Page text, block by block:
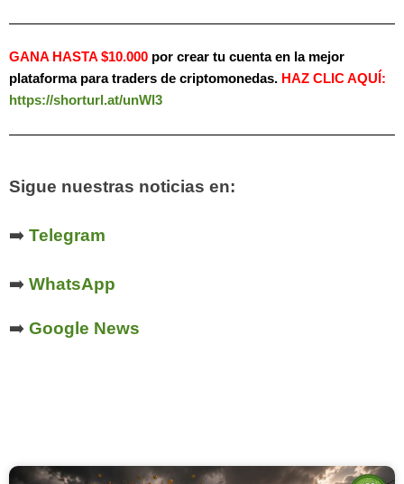
GANA HASTA $10.000 por crear tu cuenta en la mejor
plataforma para traders de criptomonedas. HAZ CLIC AQUÍ:
https://shorturl.at/unWl3
Sigue nuestras noticias en:
➡️ Telegram
➡️ WhatsApp
➡️ Google News